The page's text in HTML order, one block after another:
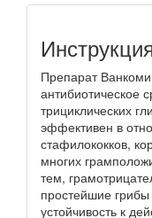
Препарат
антибиотическое
трициклических
эффективен в
стафилококков,
многих
тем,
простейшие
устойчивость к